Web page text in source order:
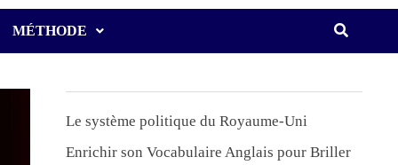
MÉTHODE
Le système politique du Royaume-Uni
Enrichir son Vocabulaire Anglais pour Briller